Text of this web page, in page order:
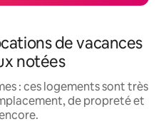
de vacances
notées
: ces logements sont très
de propreté et